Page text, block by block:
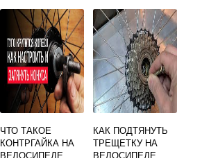
ЧТО ТАКОЕ
КОНТРГАЙКА НА
ВЕЛОСИПЕДЕ
КАК ПОДТЯНУТЬ
ТРЕЩЕТКУ НА
ВЕЛОСИПЕДЕ